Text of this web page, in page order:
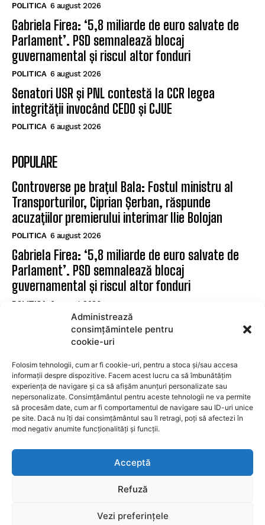
Administrează
consimțămintele pentru
cookie-uri
Folosim tehnologii, cum ar fi cookie-uri, pentru a stoca și/sau accesa
informații despre dispozitive. Facem acest lucru ca să îmbunătățim
experiența de navigare și ca să afișăm anunțuri personalizate sau
nepersonalizate. Consimțământul pentru aceste tehnologii ne va permite
să procesăm date, cum ar fi comportamentul de navigare sau ID-uri unice
pe site. Dacă nu îți dai consimțământul sau îl retragi, poți să afectezi în
mod negativ anumite funcționalități și funcții.
Acceptă
Refuză
Vezi preferințele
POLITICA 6 august 2026
Gabriela Firea: ‘5,8 miliarde de euro salvate de
Parlament’. PSD semnalează blocaj
guvernamental și riscul altor fonduri
POLITICA 6 august 2026
Senatori USR și PNL contestă la CCR legea
integrității invocând CEDO și CJUE
POLITICA 6 august 2026
POPULARE
Controverse pe brațul Bala: Fostul ministru al
Transporturilor, Ciprian Șerban, răspunde
acuzațiilor premierului interimar Ilie Bolojan
POLITICA 6 august 2026
Gabriela Firea: ‘5,8 miliarde de euro salvate de
Parlament’. PSD semnalează blocaj
guvernamental și riscul altor fonduri
POLITICA 6 august 2026
Senatori USR și PNL contestă la CCR legea
integrității invocând CEDO și CJUE
SUBSCRIBE
I WANT IN
Privacy Policy